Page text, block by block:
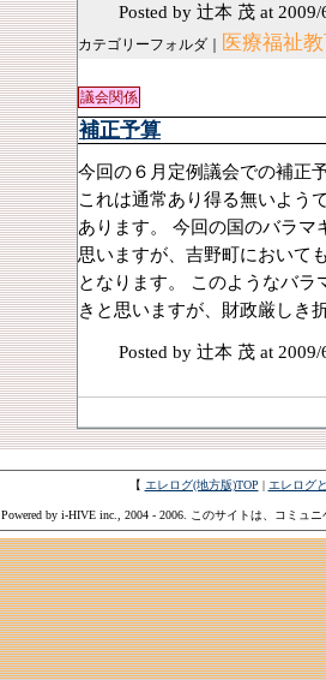
Posted by 辻本 茂 at
カテゴリーフォルダ｜ 医療福祉
議会関係
補正予算
今回の６月定例議会での補正
これは通常あり得る無いよう
あります。 今回の国のバラマ
思いますが、吉野町において
となります。 このようなバ
きと思いますが、財政厳しき
Posted by 辻本 茂 at
【 エレログ(地方版)TOP | エレログ
Powered by i-HIVE inc., 2004 - 2006. このサイトは、コミュ